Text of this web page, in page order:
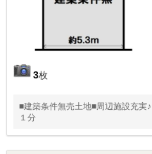
3枚
■建築条件無売土地■周辺施設充
１分